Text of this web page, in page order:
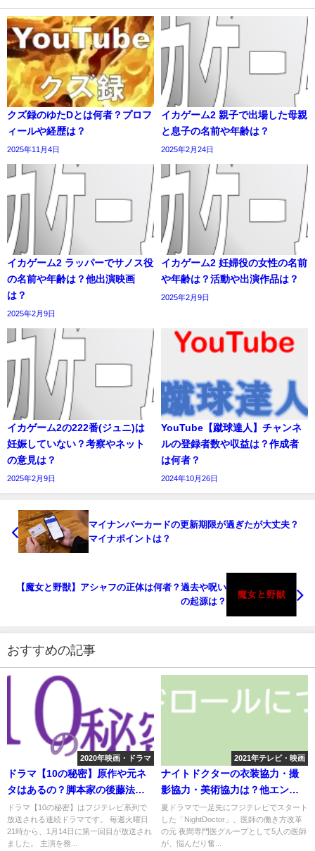
クズ録のゆたDとは何者？プロフ
ィールや経歴は？
2025年11月4日
イカゲーム2 親子で出場した母親
と息子の名前や年齢は？
2025年2月24日
イカゲーム2 ラッパーでサノス役
の名前や年齢は？他出演映画
は？
2025年2月9日
イカゲーム2 妊婦役の女性の名前
や年齢は？活動や出演作品は？
2025年2月9日
イカゲーム2の222番(ジュニ)は
妊娠していない？考察やネット
の意見は？
2025年2月9日
YouTube【蹴球達人】チャンネ
ルの登録者数や収益は？作成者
は何者？
2024年10月26日
マイナンバーカードの更新期限が過ぎたが大丈夫？
マイナポイントは？
【魔女と野獣】アシャフの正体は何者？過去や呪い
の起源は？
おすすめの記事
2020年映画・ドラマ
ドラマ【10の秘密】原作や元ネ
タはあるの？脚本家の後藤法子
にヒント？
ドラマ【10の秘密】はフジテレビ系列で
放送される連続ドラマです。 毎週火曜日
21時から、1月14日に第一回目が放送され
ました。 主演を務...
2021年テレビ・映画
ナイトドクターの衣装協力・撮
影協力・美術協力は？他エンド
ロールは？
夏ドラマで一足先にフジテレビでスタート
した「NightDoctor」、医師の働き方改革
の元 夜間専門医グループとして5人の医師
が、悩んだり奮...